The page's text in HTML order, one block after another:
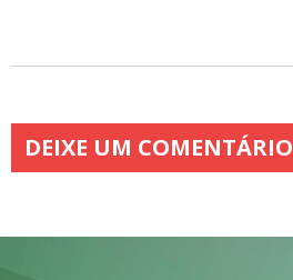
DEIXE UM COMENTÁRIO